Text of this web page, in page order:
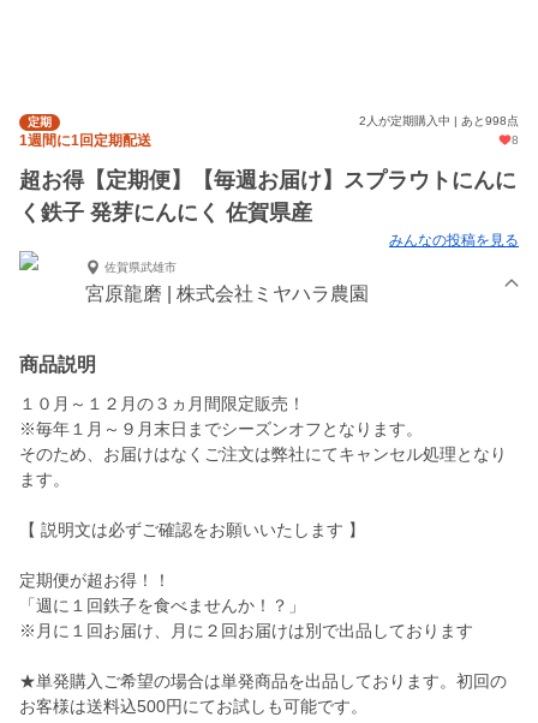
定期 2人が定期購入中 | あと998点
1週間に1回定期配送 8
超お得【定期便】【毎週お届け】スプラウトにんに
く鉄子 発芽にんにく 佐賀県産
みんなの投稿を見る
佐賀県武雄市
宮原龍磨 | 株式会社ミヤハラ農園
商品説明
１０月～１２月の３ヵ月間限定販売！
※毎年１月～９月末日までシーズンオフとなります。
そのため、お届けはなくご注文は弊社にてキャンセル処理となり
ます。
【 説明文は必ずご確認をお願いいたします 】
定期便が超お得！！
「週に１回鉄子を食べませんか！？」
※月に１回お届け、月に２回お届けは別で出品しております
★単発購入ご希望の場合は単発商品を出品しております。初回の
お客様は送料込500円にてお試しも可能です。